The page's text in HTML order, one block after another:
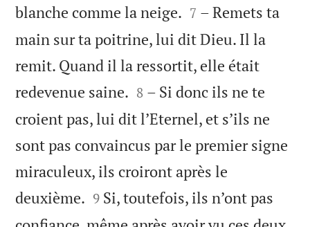
blanche comme la neige. 

7 – Remets ta
main sur ta poitrine, lui dit Dieu. Il la
remit. Quand il la ressortit, elle était
redevenue saine. 

8 – Si donc ils ne te
croient pas, lui dit l’Eternel, et s’ils ne
sont pas convaincus par le premier signe
miraculeux, ils croiront après le
deuxième. 

9 Si, toutefois, ils n’ont pas